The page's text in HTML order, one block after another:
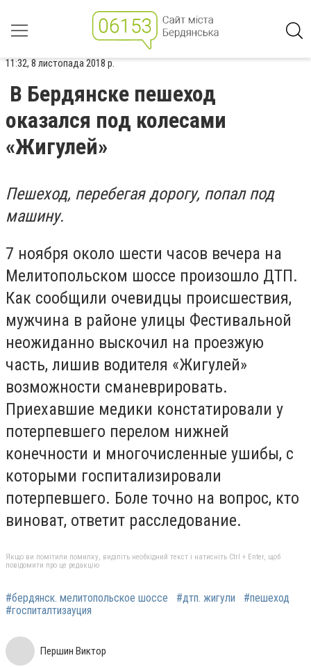
11:32, 8 листопада 2018 р.
В Бердянске пешеход
оказался под колесами
«Жигулей»
Пешеход, перебегая дорогу, попал под
машину.
7 ноября около шести часов вечера на
Мелитопольском шоссе произошло ДТП.
Как сообщили очевидцы происшествия,
мужчина в районе улицы Фестивальной
неожиданно выскочил на проезжую
часть, лишив водителя «Жигулей»
возможности сманеврировать.
Приехавшие медики констатировали у
потерпевшего перелом нижней
конечности и многочисленные ушибы, с
которыми госпитализировали
потерпевшего. Боле точно на вопрос, кто
виноват, ответит расследование.
Якщо ви помітили помилку, виділіть необхідний текст і натисніть Ctrl + Enter, щоб
повідомити про це редакцію
#бердянск. мелитопольское шоссе #дтп. жигули
#пешеход
#госпиталтизауция
Першин Виктор